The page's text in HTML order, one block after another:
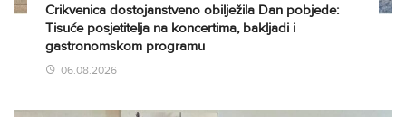
Crikvenica dostojanstveno obilježila Dan pobjede:
Tisuće posjetitelja na koncertima, bakljadi i
gastronomskom programu
06.08.2026